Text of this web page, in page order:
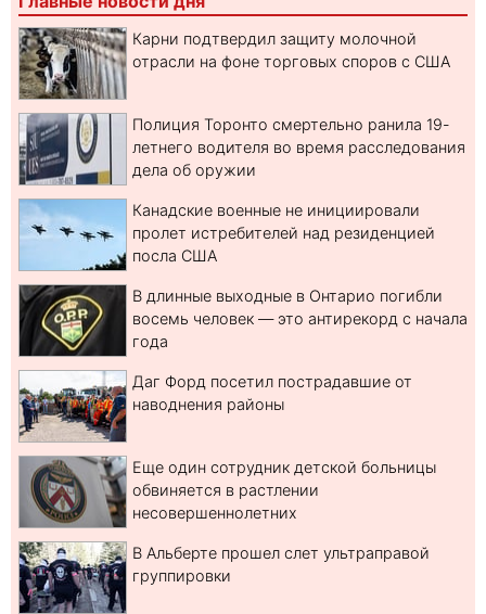
Карни подтвердил защиту молочной
отрасли на фоне торговых споров с США
Полиция Торонто смертельно ранила 19-
летнего водителя во время расследования
дела об оружии
Канадские военные не инициировали
пролет истребителей над резиденцией
посла США
В длинные выходные в Онтарио погибли
восемь человек — это антирекорд с начала
года
Даг Форд посетил пострадавшие от
наводнения районы
Еще один сотрудник детской больницы
обвиняется в растлении
несовершеннолетних
В Альберте прошел слет ультраправой
группировки